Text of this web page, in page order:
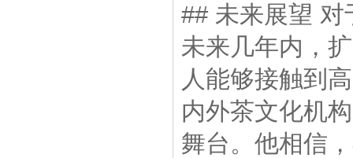
## 未来展望 对
未来几年内，
人能够接触到
内外茶文化机
舞台。他相信